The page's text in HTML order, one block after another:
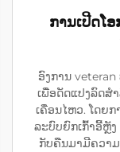
ການເປີດໂ
ອົງການ
ເພື່ອດັດແປງລົດສ
ເຄື່ອນໄຫວ. ໂດຍ
ລະບົບຍົກເກົ້າອີ້ຫຼັ
ກັບຄືນມາມີຄວາ